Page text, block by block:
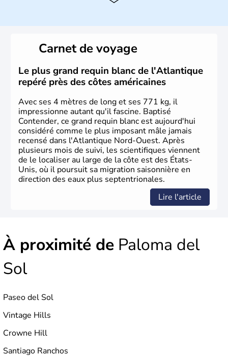
Plusieurs populations se sont succédées avant l'arrivée
des européens, suite à la découverte du continent par
Christophe Colomb en 1492. Les 13 colonies
britanniques proclament la Déclaration d'indépendance
en 1776 et adoptent leur première constitution en 1787.
La conquête de l'Ouest marque ensuite l'entrée dans une
phase de développement intense.
Carnet de voyage
Le plus grand requin blanc de l'Atlantique
repéré près des côtes américaines
Avec ses 4 mètres de long et ses 771 kg, il
impressionne autant qu'il fascine. Baptisé
Contender, ce grand requin blanc est aujourd'hui
considéré comme le plus imposant mâle jamais
recensé dans l'Atlantique Nord-Ouest. Après
plusieurs mois de suivi, les scientifiques viennent
de le localiser au large de la côte est des États-
Unis, où il poursuit sa migration saisonnière en
direction des eaux plus septentrionales.
Lire l'article
À proximité de Paloma del
Sol
Paseo del Sol
Vintage Hills
Crowne Hill
Santiago Ranchos